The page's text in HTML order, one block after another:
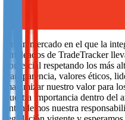
En un mercado en el que la
empleados de TradeTracker
comercial respetando los más
transparencia, valores éticos,
maximizar nuestro valor para
nuestra importancia dentro del
entendemos nuestra